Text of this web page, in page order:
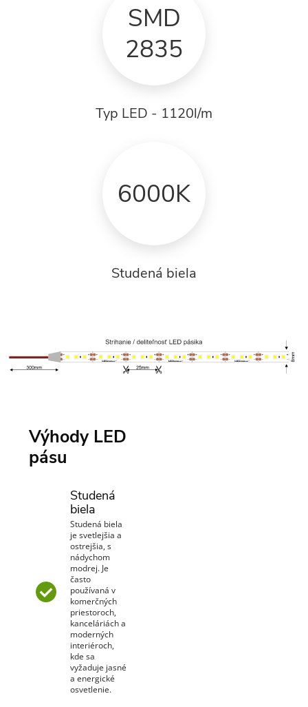
SMD
2835
Typ LED - 1120l/m
6000K
Studená biela
Výhody LED
pásu
Studená
biela
Studená biela
je svetlejšia a
ostrejšia, s
nádychom
modrej. Je
často
používaná v
komerčných
priestoroch,
kanceláriách a
moderných
interiéroch,
kde sa
vyžaduje jasné
a energické
osvetlenie.